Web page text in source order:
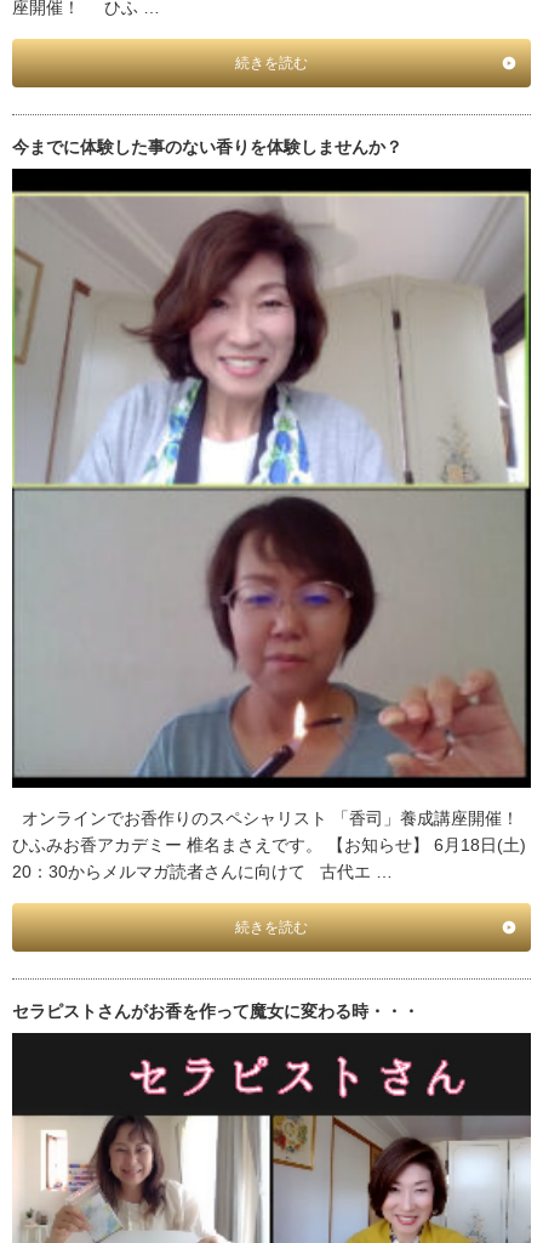
座開催！ ひふ …
続きを読む
今までに体験した事のない香りを体験しませんか？
オンラインでお香作りのスペシャリスト 「香司」養成講座開催！
ひふみお香アカデミー 椎名まさえです。 【お知らせ】 6月18日(土)
20：30からメルマガ読者さんに向けて 古代エ …
続きを読む
セラピストさんがお香を作って魔女に変わる時・・・